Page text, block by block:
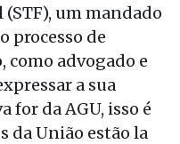
um mandado
processo de
como advogado e
a sua
for da AGU, isso é
da União estão la